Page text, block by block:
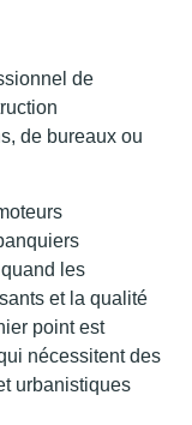
de
de bureaux ou
les
et la qualité
point est
nécessitent des
urbanistiques